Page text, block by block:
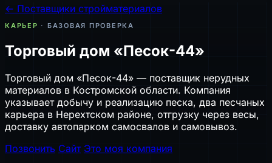
← Поставщики стройматериалов
КАРЬЕР · БАЗОВАЯ ПРОВЕРКА
Торговый дом «Песок-44»
Торговый дом «Песок-44» — поставщик нерудных
материалов в Костромской области. Компания
указывает добычу и реализацию песка, два песчаных
карьера в Нерехтском районе, отгрузку через весы,
доставку автопарком самосвалов и самовывоз.
Позвонить Сайт Это моя компания